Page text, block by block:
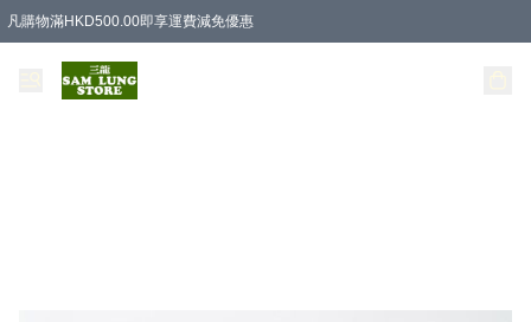
凡購物滿HKD500.00即享運費減免優惠